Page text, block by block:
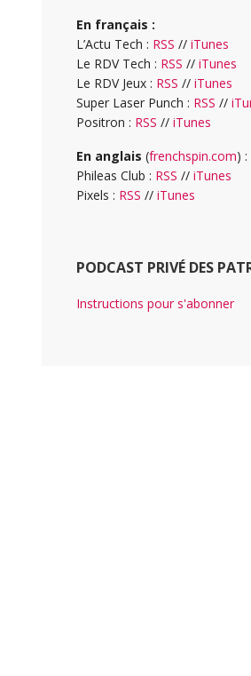
En français :
L’Actu Tech : RSS // iTunes
Le RDV Tech : RSS // iTunes
Le RDV Jeux : RSS // iTunes
Super Laser Punch : RSS //
Positron : RSS // iTunes
En anglais (frenchspin.com) :
Phileas Club : RSS // iTunes
Pixels : RSS // iTunes
PODCAST PRIVÉ DES
Instructions pour s'abonner